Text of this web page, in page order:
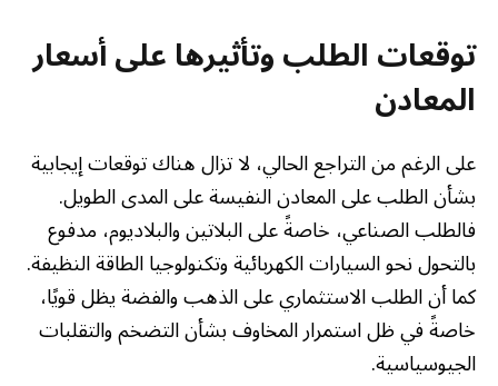
توقعات الطلب وتأثيرها على أسعار
المعادن
على الرغم من التراجع الحالي، لا تزال هناك توقعات إيجابية
بشأن الطلب على المعادن النفيسة على المدى الطويل.
فالطلب الصناعي، خاصةً على البلاتين والبلاديوم، مدفوع
بالتحول نحو السيارات الكهربائية وتكنولوجيا الطاقة النظيفة.
كما أن الطلب الاستثماري على الذهب والفضة يظل قويًا،
خاصةً في ظل استمرار المخاوف بشأن التضخم والتقلبات
الجيوسياسية.